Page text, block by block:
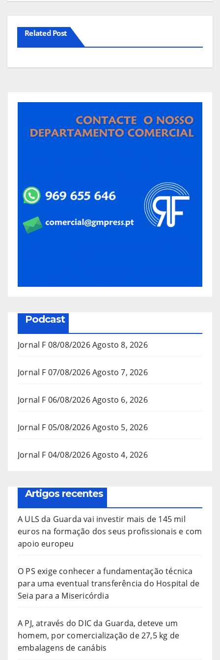
Related Post
Podcast
Jornal F 08/08/2026Agosto 8, 2026
Jornal F 07/08/2026Agosto 7, 2026
Jornal F 06/08/2026Agosto 6, 2026
Jornal F 05/08/2026Agosto 5, 2026
Jornal F 04/08/2026Agosto 4, 2026
Artigos recentes
A ULS da Guarda vai investir mais de 145 mil
euros na formação dos seus profissionais e com
apoio europeu
O PS exige conhecer a fundamentação técnica
para uma eventual transferência do Hospital de
Seia para a Misericórdia
A PJ, através do DIC da Guarda, deteve um
homem, por comercialização de 27,5 kg de
embalagens de canábis